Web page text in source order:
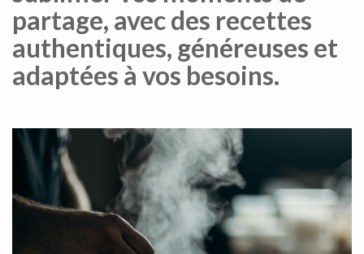
partage, avec des recettes
authentiques, généreuses et
adaptées à vos besoins.